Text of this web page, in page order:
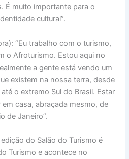
É muito importante para o
cultural”.
“Eu trabalho com o turismo,
o Afroturismo. Estou aqui no
a gente está vendo um
existem na nossa terra, desde
o extremo Sul do Brasil. Estar
casa, abraçada mesmo, de
de Janeiro”.
edição do Salão do Turismo é
Turismo e acontece no